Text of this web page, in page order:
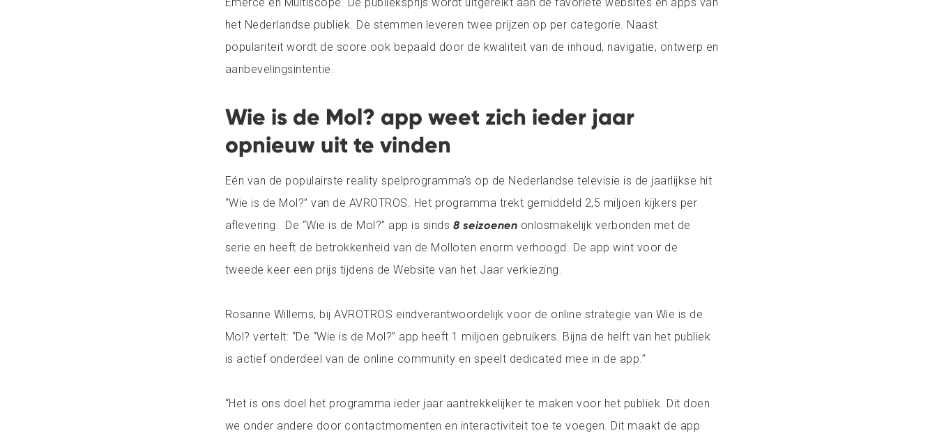
het Nederlandse publiek. De stemmen leveren twee prijzen op per categorie. Naast
populariteit wordt de score ook bepaald door de kwaliteit van de inhoud, navigatie, ontwerp en
aanbevelingsintentie.
Wie is de Mol? app weet zich ieder jaar
opnieuw uit te vinden
Eén van de populairste reality spelprogramma’s op de Nederlandse televisie is de jaarlijkse hit
“Wie is de Mol?” van de AVROTROS. Het programma trekt gemiddeld 2,5 miljoen kijkers per
aflevering. De “Wie is de Mol?” app is sinds 8 seizoenen onlosmakelijk verbonden met de
serie en heeft de betrokkenheid van de Molloten enorm verhoogd. De app wint voor de
tweede keer een prijs tijdens de Website van het Jaar verkiezing.
Rosanne Willems, bij AVROTROS eindverantwoordelijk voor de online strategie van Wie is de
Mol? vertelt: “De “Wie is de Mol?” app heeft 1 miljoen gebruikers. Bijna de helft van het publiek
is actief onderdeel van de online community en speelt dedicated mee in de app.”
“Het is ons doel het programma ieder jaar aantrekkelijker te maken voor het publiek. Dit doen
we onder andere door contactmomenten en interactiviteit toe te voegen. Dit maakt de app